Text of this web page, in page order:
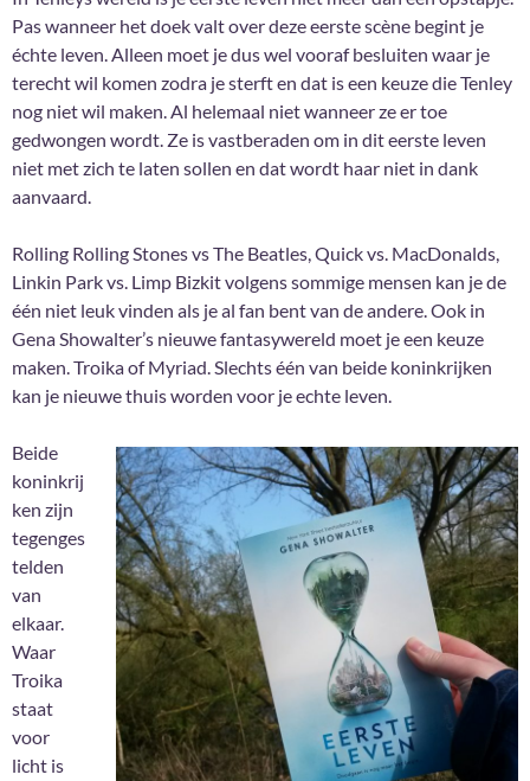
Pas wanneer het doek valt over deze eerste scène begint je
échte leven. Alleen moet je dus wel vooraf besluiten waar je
terecht wil komen zodra je sterft en dat is een keuze die Tenley
nog niet wil maken. Al helemaal niet wanneer ze er toe
gedwongen wordt. Ze is vastberaden om in dit eerste leven
niet met zich te laten sollen en dat wordt haar niet in dank
aanvaard.
Rolling Rolling Stones vs The Beatles, Quick vs. MacDonalds,
Linkin Park vs. Limp Bizkit volgens sommige mensen kan je de
één niet leuk vinden als je al fan bent van de andere. Ook in
Gena Showalter’s nieuwe fantasywereld moet je een keuze
maken. Troika of Myriad. Slechts één van beide koninkrijken
kan je nieuwe thuis worden voor je echte leven.
Beide
koninkrij
ken zijn
tegenges
telden
van
elkaar.
Waar
Troika
staat
voor
licht is